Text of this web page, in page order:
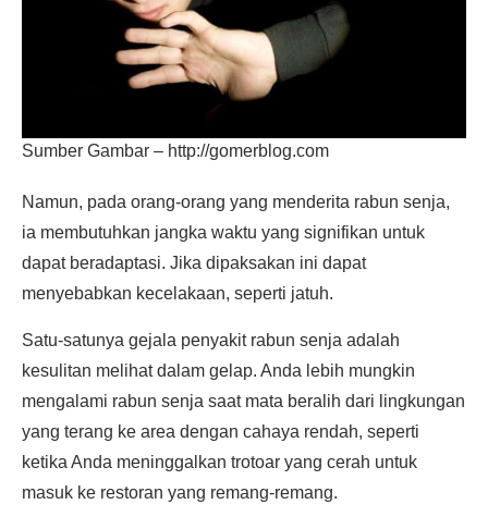
Sumber Gambar – http://gomerblog.com
Namun, pada orang-orang yang menderita rabun senja,
ia membutuhkan jangka waktu yang signifikan untuk
dapat beradaptasi. Jika dipaksakan ini dapat
menyebabkan kecelakaan, seperti jatuh.
Satu-satunya gejala penyakit rabun senja adalah
kesulitan melihat dalam gelap. Anda lebih mungkin
mengalami rabun senja saat mata beralih dari lingkungan
yang terang ke area dengan cahaya rendah, seperti
ketika Anda meninggalkan trotoar yang cerah untuk
masuk ke restoran yang remang-remang.